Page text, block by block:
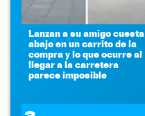
Lanzan a su amigo cuesta
abajo en un carrito de la
compra y lo que ocurre al
llegar a la carretera
parece imposible